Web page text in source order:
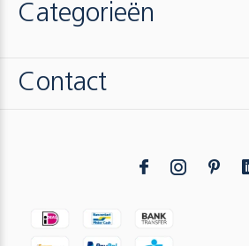
Categorieën
Contact